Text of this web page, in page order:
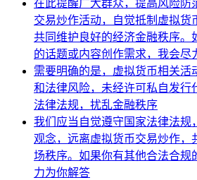
在此提醒广大群众，提高风险防
交易炒作活动，自觉抵制虚拟货
共同维护良好的经济金融秩序。
的话题或内容创作需求，我会尽
需要明确的是，虚拟货币相关活
和法律风险，未经许可私自发行
法律法规，扰乱金融秩序
我们应当自觉遵守国家法律法规
观念，远离虚拟货币交易炒作，
场秩序。如果你有其他合法合规
力为你解答